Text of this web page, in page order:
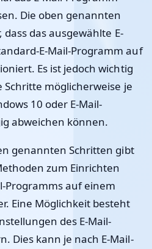
Die oben genannten
das ausgewählte E-
E-Mail-Programm auf
Es ist jedoch wichtig
Schritte möglicherweise je
10 oder E-Mail-
abweichen können.
genannten Schritten gibt
zum Einrichten
Programms auf einem
Eine Möglichkeit besteht
des E-Mail-
Dies kann je nach E-Mail-